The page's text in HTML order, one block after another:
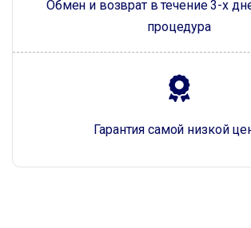
Обмен и возврат в течение 3-х
процедура
Гарантия самой низкой